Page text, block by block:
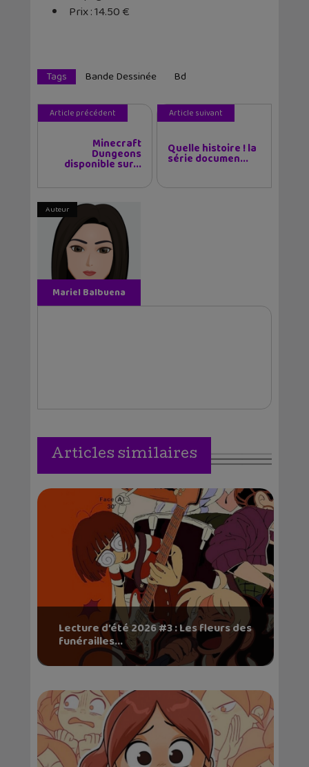
Prix : 14.50 €
Tags Bande Dessinée Bd
Article précédent
Minecraft
Dungeons
disponible sur...
Article suivant
Quelle histoire ! la
série documen...
Auteur
Mariel Balbuena
Articles similaires
Lecture d’été 2026 #3 : Les fleurs des
funérailles...